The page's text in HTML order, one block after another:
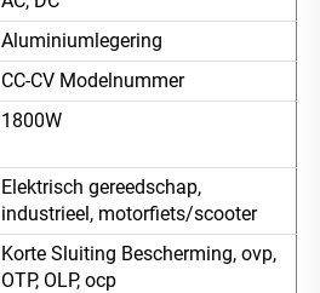
Aluminiumlegering
CC-CV Modelnummer
1800W
Elektrisch gereedschap,
industrieel, motorfiets/scooter
Korte Sluiting Bescherming, ovp,
OTP, OLP, ocp